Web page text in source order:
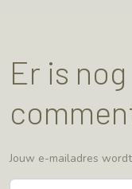
Er is
Jouw e-mailadres